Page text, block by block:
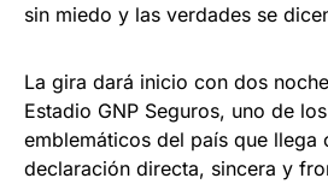
sin miedo y las verdades se
La gira dará inicio con dos
Estadio GNP Seguros, uno de
emblemáticos del país que llega
declaración directa, sincera y